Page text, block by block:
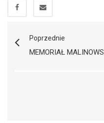
Poprzednie
MEMORIAŁ